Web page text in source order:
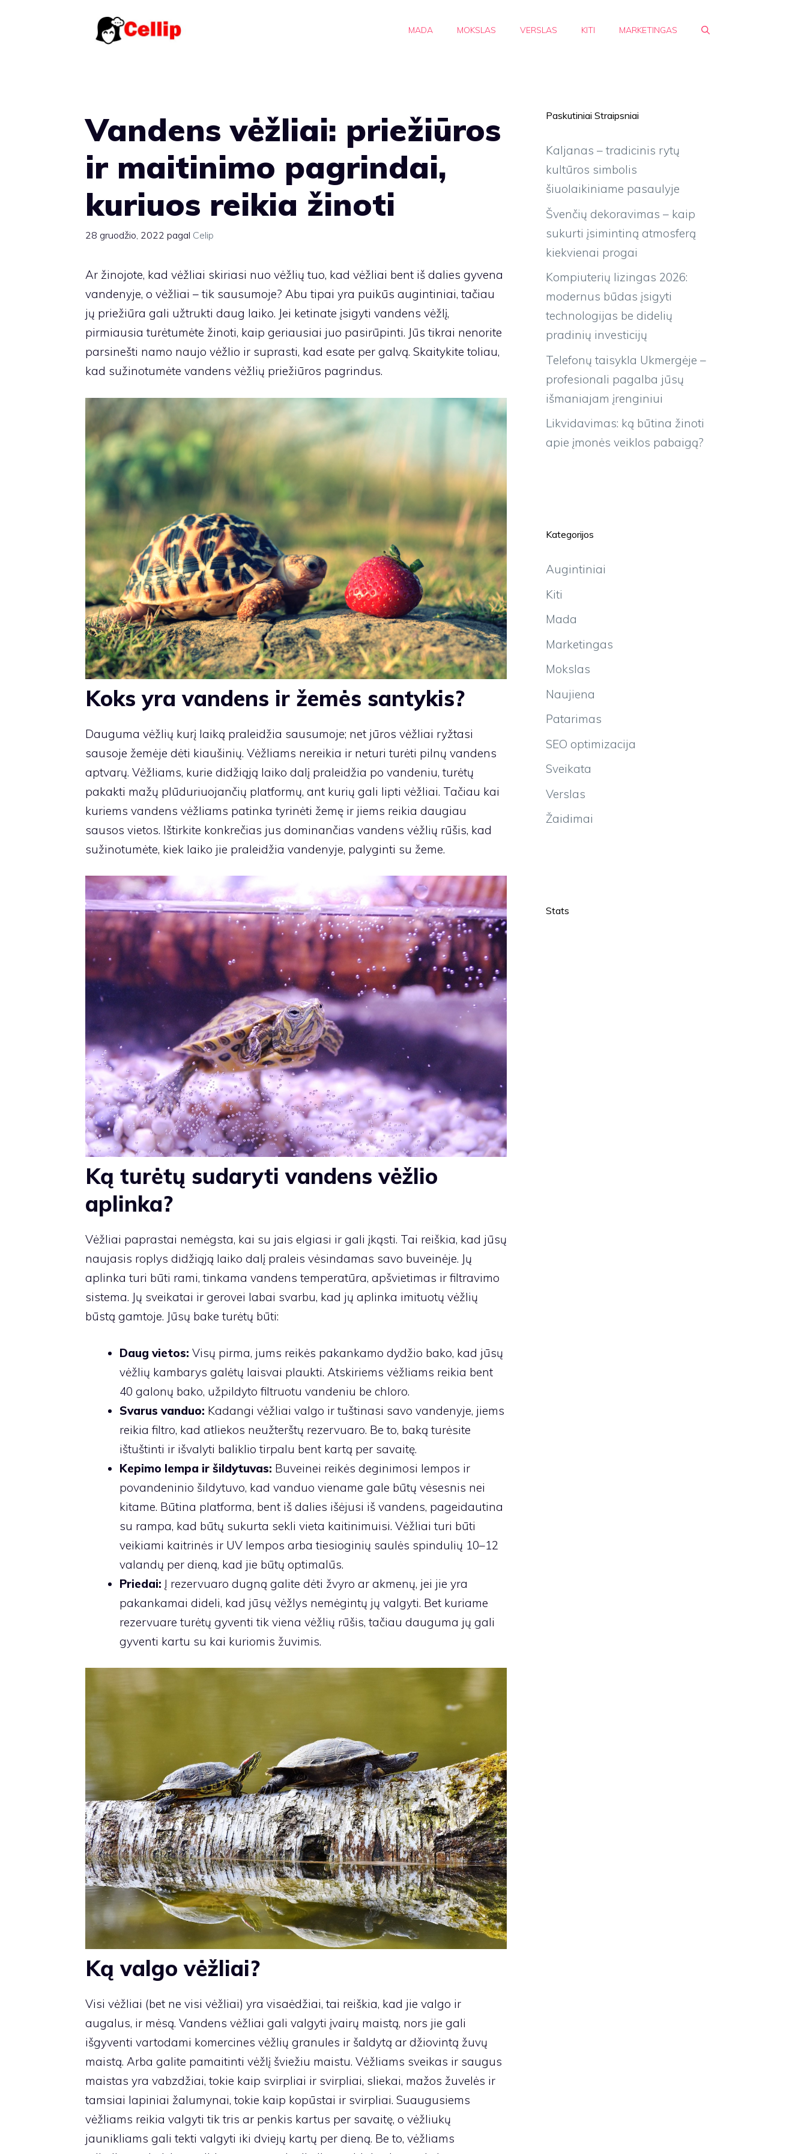
MADA MOKSLAS VERSLAS KITI MARKETINGAS
Vandens vėžliai: priežiūros
ir maitinimo pagrindai,
kuriuos reikia žinoti
28 gruodžio, 2022 pagal Celip
Ar žinojote, kad vėžliai skiriasi nuo vėžlių tuo, kad vėžliai bent iš dalies gyvena
vandenyje, o vėžliai – tik sausumoje? Abu tipai yra puikūs augintiniai, tačiau
jų priežiūra gali užtrukti daug laiko. Jei ketinate įsigyti vandens vėžlį,
pirmiausia turėtumėte žinoti, kaip geriausiai juo pasirūpinti. Jūs tikrai nenorite
parsinešti namo naujo vėžlio ir suprasti, kad esate per galvą. Skaitykite toliau,
kad sužinotumėte vandens vėžlių priežiūros pagrindus.
Koks yra vandens ir žemės santykis?
Dauguma vėžlių kurį laiką praleidžia sausumoje; net jūros vėžliai ryžtasi
sausoje žemėje dėti kiaušinių. Vėžliams nereikia ir neturi turėti pilnų vandens
aptvarų. Vėžliams, kurie didžiąją laiko dalį praleidžia po vandeniu, turėtų
pakakti mažų plūduriuojančių platformų, ant kurių gali lipti vėžliai. Tačiau kai
kuriems vandens vėžliams patinka tyrinėti žemę ir jiems reikia daugiau
sausos vietos. Ištirkite konkrečias jus dominančias vandens vėžlių rūšis, kad
sužinotumėte, kiek laiko jie praleidžia vandenyje, palyginti su žeme.
Ką turėtų sudaryti vandens vėžlio
aplinka?
Vėžliai paprastai nemėgsta, kai su jais elgiasi ir gali įkąsti. Tai reiškia, kad jūsų
naujasis roplys didžiąją laiko dalį praleis vėsindamas savo buveinėje. Jų
aplinka turi būti rami, tinkama vandens temperatūra, apšvietimas ir filtravimo
sistema. Jų sveikatai ir gerovei labai svarbu, kad jų aplinka imituotų vėžlių
būstą gamtoje. Jūsų bake turėtų būti:
Daug vietos: Visų pirma, jums reikės pakankamo dydžio bako, kad jūsų
vėžlių kambarys galėtų laisvai plaukti. Atskiriems vėžliams reikia bent
40 galonų bako, užpildyto filtruotu vandeniu be chloro.
Svarus vanduo: Kadangi vėžliai valgo ir tuštinasi savo vandenyje, jiems
reikia filtro, kad atliekos neužterštų rezervuaro. Be to, baką turėsite
ištuštinti ir išvalyti baliklio tirpalu bent kartą per savaitę.
Kepimo lempa ir šildytuvas: Buveinei reikės deginimosi lempos ir
povandeninio šildytuvo, kad vanduo viename gale būtų vėsesnis nei
kitame. Būtina platforma, bent iš dalies išėjusi iš vandens, pageidautina
su rampa, kad būtų sukurta sekli vieta kaitinimuisi. Vėžliai turi būti
veikiami kaitrinės ir UV lempos arba tiesioginių saulės spindulių 10–12
valandų per dieną, kad jie būtų optimalūs.
Priedai: Į rezervuaro dugną galite dėti žvyro ar akmenų, jei jie yra
pakankamai dideli, kad jūsų vėžlys nemėgintų jų valgyti. Bet kuriame
rezervuare turėtų gyventi tik viena vėžlių rūšis, tačiau dauguma jų gali
gyventi kartu su kai kuriomis žuvimis.
Ką valgo vėžliai?
Visi vėžliai (bet ne visi vėžliai) yra visaėdžiai, tai reiškia, kad jie valgo ir
augalus, ir mėsą. Vandens vėžliai gali valgyti įvairų maistą, nors jie gali
išgyventi vartodami komercines vėžlių granules ir šaldytą ar džiovintą žuvų
maistą. Arba galite pamaitinti vėžlį šviežiu maistu. Vėžliams sveikas ir saugus
maistas yra vabzdžiai, tokie kaip svirpliai ir svirpliai, sliekai, mažos žuvelės ir
tamsiai lapiniai žalumynai, tokie kaip kopūstai ir svirpliai. Suaugusiems
vėžliams reikia valgyti tik tris ar penkis kartus per savaitę, o vėžliukų
jaunikliams gali tekti valgyti iki dviejų kartų per dieną. Be to, vėžliams
Paskutiniai Straipsniai
Kaljanas – tradicinis rytų
kultūros simbolis
šiuolaikiniame pasaulyje
Švenčių dekoravimas – kaip
sukurti įsimintiną atmosferą
kiekvienai progai
Kompiuterių lizingas 2026:
modernus būdas įsigyti
technologijas be didelių
pradinių investicijų
Telefonų taisykla Ukmergėje –
profesionali pagalba jūsų
išmaniajam įrenginiui
Likvidavimas: ką būtina žinoti
apie įmonės veiklos pabaigą?
Kategorijos
Augintiniai
Kiti
Mada
Marketingas
Mokslas
Naujiena
Patarimas
SEO optimizacija
Sveikata
Verslas
Žaidimai
Stats